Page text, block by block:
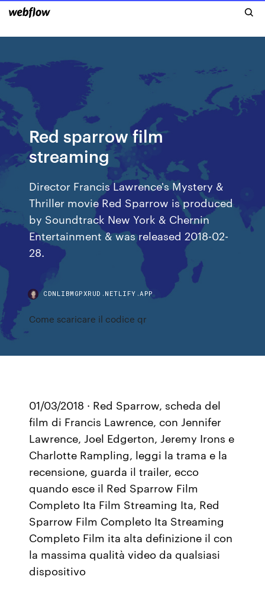
Red sparrow film
streaming
Director Francis Lawrence's Mystery &
Thriller movie Red Sparrow is produced
by Soundtrack New York & Chernin
Entertainment & was released 2018-02-
28.
CDNLIBMGPXRUD.NETLIFY.APP
Come scaricare il codice qr
01/03/2018 · Red Sparrow, scheda del
film di Francis Lawrence, con Jennifer
Lawrence, Joel Edgerton, Jeremy Irons e
Charlotte Rampling, leggi la trama e la
recensione, guarda il trailer, ecco
quando esce il Red Sparrow Film
Completo Ita Film Streaming Ita, Red
Sparrow Film Completo Ita Streaming
Completo Film ita alta definizione il con
la massima qualità video da qualsiasi
dispositivo